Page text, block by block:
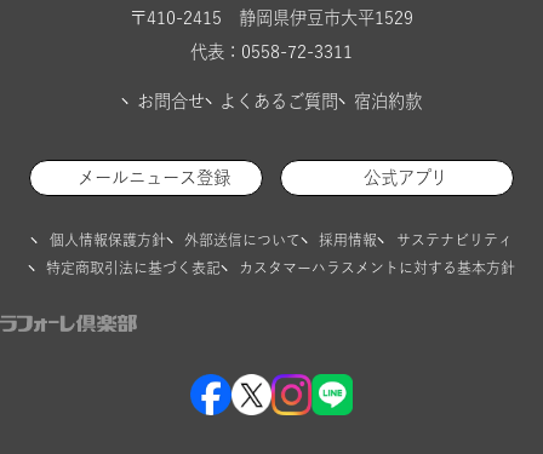
〒410-2415 静岡県伊豆市大平1529
代表：0558-72-3311
お問合せ よくあるご質問 宿泊約款
メールニュース登録 公式アプリ
個人情報保護方針 外部送信について 採用情報
サステナビリティ
特定商取引法に基づく表記
カスタマーハラスメントに対する基本方針